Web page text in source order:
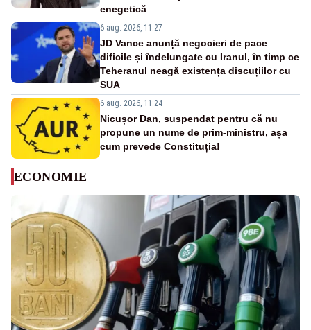
enegetică
6 aug. 2026, 11:27
JD Vance anunță negocieri de pace
dificile și îndelungate cu Iranul, în timp ce
Teheranul neagă existența discuțiilor cu
SUA
6 aug. 2026, 11:24
Nicușor Dan, suspendat pentru că nu
propune un nume de prim-ministru, așa
cum prevede Constituția!
ECONOMIE